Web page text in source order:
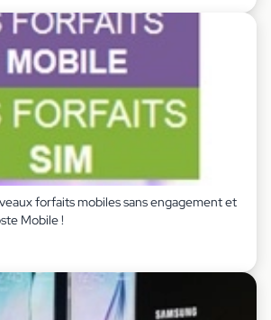
forfaits mobiles sans engagement et
Mobile !